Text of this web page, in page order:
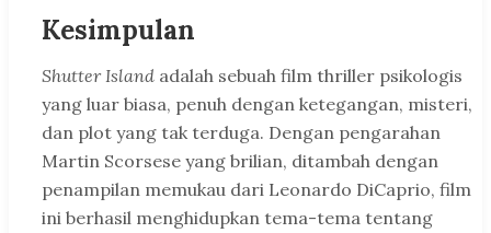
Kesimpulan
Shutter Island adalah sebuah film thriller psikologis
yang luar biasa, penuh dengan ketegangan, misteri,
dan plot yang tak terduga. Dengan pengarahan
Martin Scorsese yang brilian, ditambah dengan
penampilan memukau dari Leonardo DiCaprio, film
ini berhasil menghidupkan tema-tema tentang